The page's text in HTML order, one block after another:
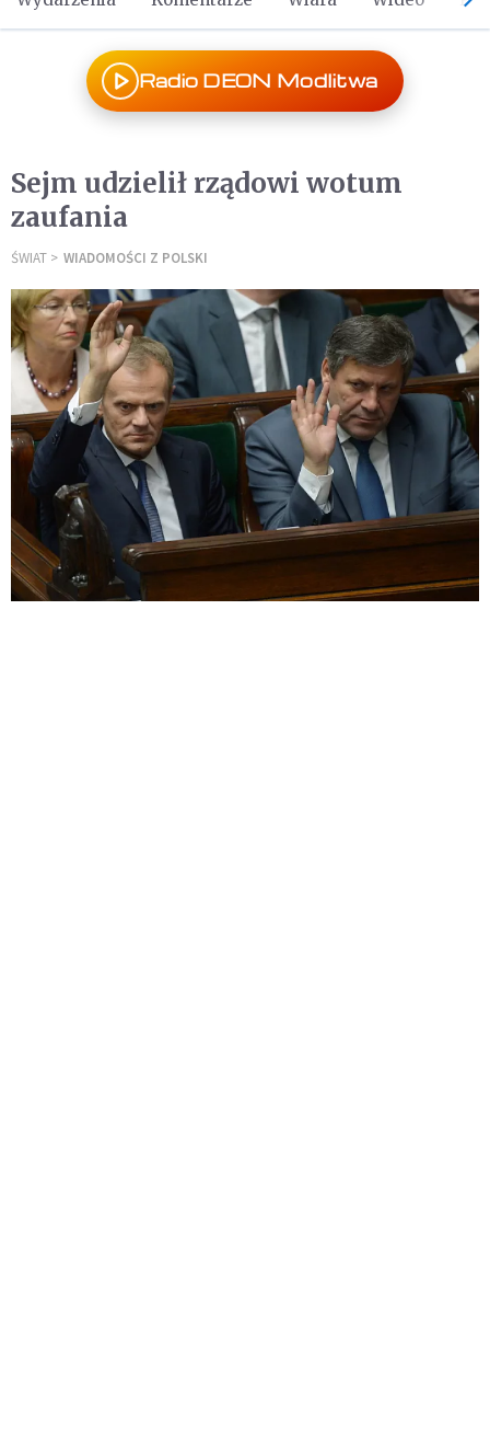
Radio DEON Modlitwa
Sejm udzielił rządowi wotum
zaufania
ŚWIAT WIADOMOŚCI Z POLSKI